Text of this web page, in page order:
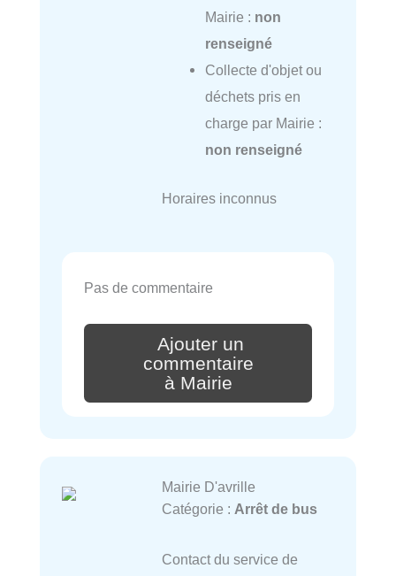
Mairie : non
renseigné
Collecte d'objet ou
déchets pris en
charge par Mairie :
non renseigné
Horaires inconnus
Pas de commentaire
Ajouter un
commentaire
à Mairie
Mairie D'avrille
Catégorie : Arrêt de bus
Contact du service de